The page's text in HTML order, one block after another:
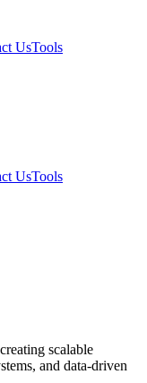
UsTools
UsTools
scalable
and data-driven